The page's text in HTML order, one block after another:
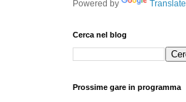
Powered by Translate
Cerca nel blog
Prossime gare in programma